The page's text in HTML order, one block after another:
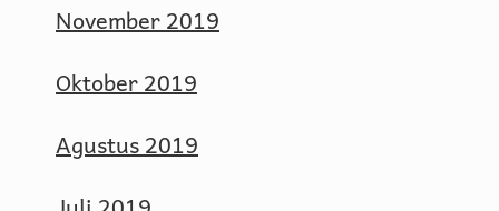
November 2019
Oktober 2019
Agustus 2019